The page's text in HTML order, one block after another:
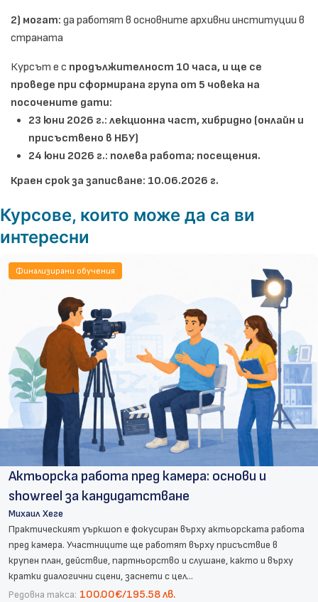
2) могат: да работят в основните архивни институции в
страната
Курсът е с продължителност 10 часа, и ще се
проведе при сформирана група от 5 човека на
посочените дати:
23 юни 2026 г.: лекционна част, хибридно (онлайн и
присъствено в НБУ)
24 юни 2026 г.: полева работа; посещения.
Краен срок за записване: 10.06.2026 г.
Курсове, които може да са ви
интересни
Финализирани обучения
Актьорска работа пред камера: основи и
showreel за кандидатстване
Михаил Хеге
Практическият уъркшоп е фокусиран върху актьорската работа
пред камера. Участниците ще работят върху присъствие в
крупен план, действие, партньорство и слушане, както и върху
кратки диалогични сцени, заснети с цел...
Редовна такса: 100.00€/195.58 лв.